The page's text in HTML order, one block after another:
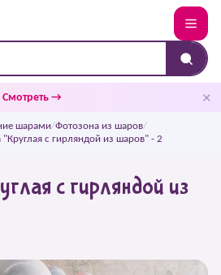
Смотреть → ✕
шарами/Фотозона из шаров/
с гирляндой из шаров" - 2
с гирляндой из